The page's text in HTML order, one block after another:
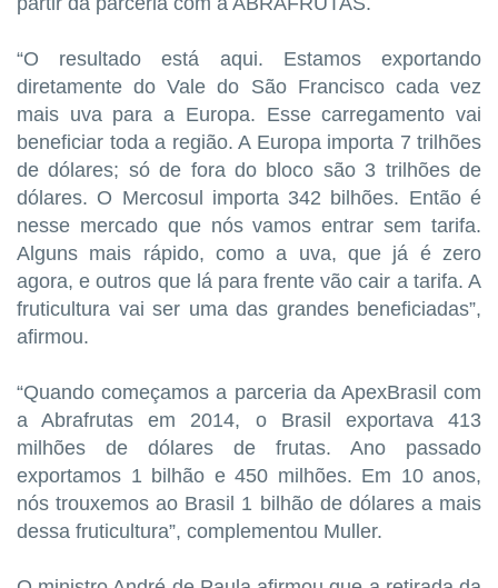
“O resultado está aqui. Estamos exportando
diretamente do Vale do São Francisco cada vez
mais uva para a Europa. Esse carregamento vai
beneficiar toda a região. A Europa importa 7 trilhões
de dólares; só de fora do bloco são 3 trilhões de
dólares. O Mercosul importa 342 bilhões. Então é
nesse mercado que nós vamos entrar sem tarifa.
Alguns mais rápido, como a uva, que já é zero
agora, e outros que lá para frente vão cair a tarifa. A
fruticultura vai ser uma das grandes beneficiadas”,
afirmou.
“Quando começamos a parceria da ApexBrasil com
a Abrafrutas em 2014, o Brasil exportava 413
milhões de dólares de frutas. Ano passado
exportamos 1 bilhão e 450 milhões. Em 10 anos,
nós trouxemos ao Brasil 1 bilhão de dólares a mais
dessa fruticultura”, complementou Muller.